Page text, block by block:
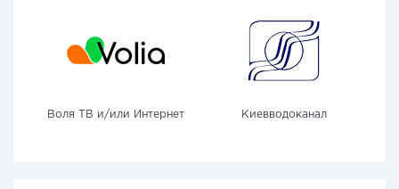
Воля ТВ и/или Интернет Киевводоканал